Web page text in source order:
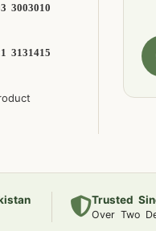
3003010
3131415
Trusted
Over Two